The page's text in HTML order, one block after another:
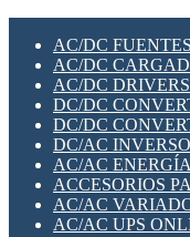
SWITCH Y
TARJETAS PI
UNIÓN Y
PLACAS
SWITCHES Y
SOLUCIONES
SOLUCIONES
SOLUCIONES
SEGURIDAD
SWITCHES LAN
TELEFONÍA IP
VIGILANCIA IP
MESHTASTIC
AC/DC
AC/DC
AC/DC
DC/DC
DC/DC
DC/AC
AC/AC
ACCESORIOS
AC/AC
AC/AC UPS